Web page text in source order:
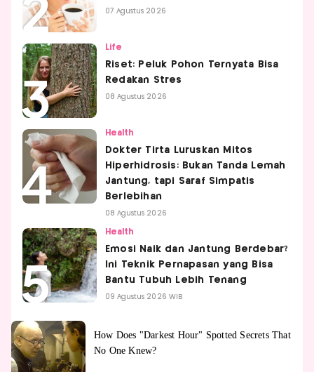
07 Agustus 2026
Life
Riset: Peluk Pohon Ternyata Bisa
Redakan Stres
08 Agustus 2026
Health
Dokter Tirta Luruskan Mitos
Hiperhidrosis: Bukan Tanda Lemah
Jantung, tapi Saraf Simpatis
Berlebihan
08 Agustus 2026
Health
Emosi Naik dan Jantung Berdebar?
Ini Teknik Pernapasan yang Bisa
Bantu Tubuh Lebih Tenang
09 Agustus 2026 WIB